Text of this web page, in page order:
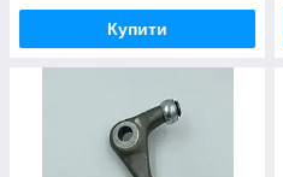
Купити